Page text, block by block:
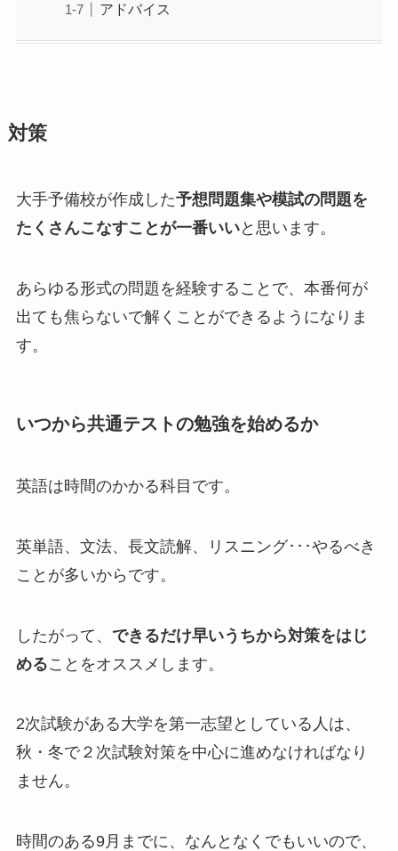
アドバイス
対策
大手予備校が作成した予想問題集や模試の問題を
たくさんこなすことが一番いいと思います。
あらゆる形式の問題を経験することで、本番何が
出ても焦らないで解くことができるようになりま
す。
いつから共通テストの勉強を始めるか
英語は時間のかかる科目です。
英単語、文法、長文読解、リスニング･･･やるべき
ことが多いからです。
したがって、 できるだけ早いうちから対策をはじ
めることをオススメします。
2次試験がある大学を第一志望としている人は、
秋・冬で２次試験対策を中心に進めなければなり
ません。
時間のある9月までに、なんとなくでもいいので、